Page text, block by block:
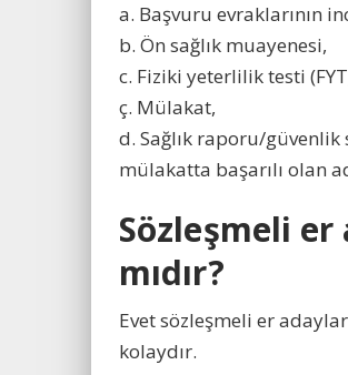
a. Başvuru evraklarının
b. Ön sağlık muayenesi,
c. Fiziki yeterlilik testi
ç. Mülakat,
d. Sağlık raporu/
mülakatta başarılı olan
Sözleşmeli er
mıdır?
Evet sözleşmeli er
kolaydır.